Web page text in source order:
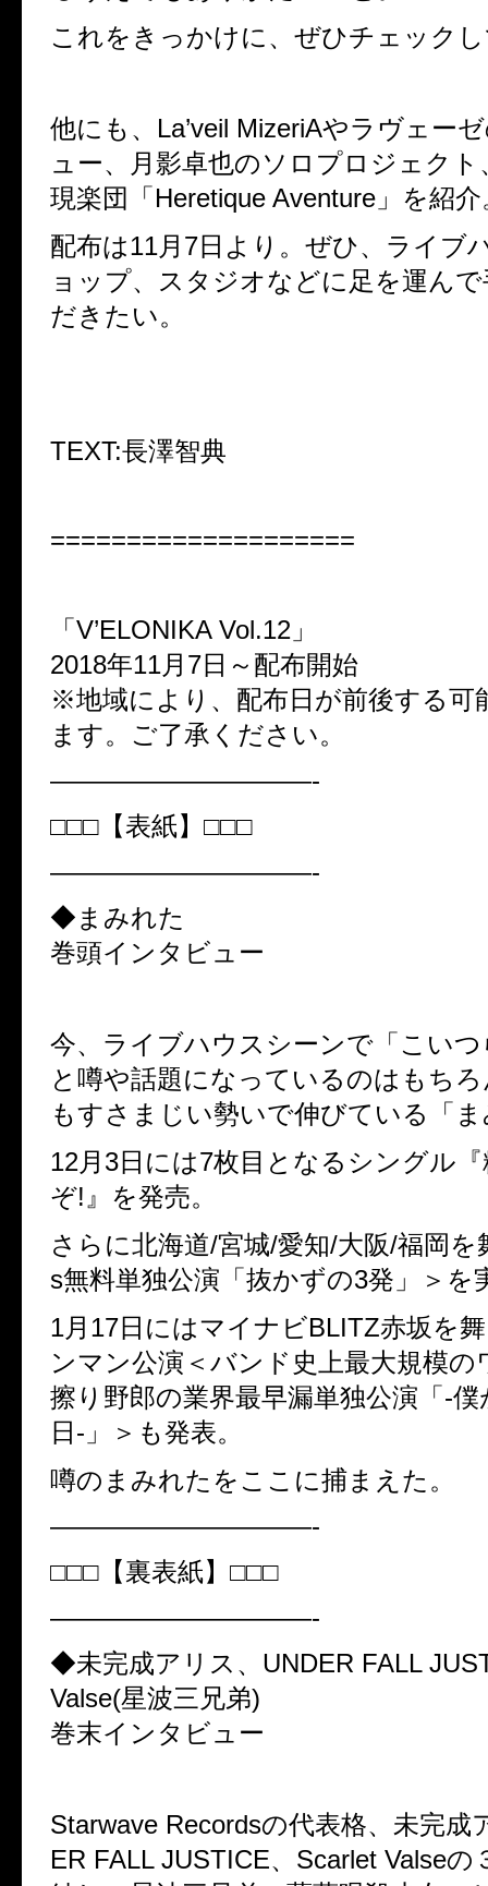
これをきっかけに、ぜひチェック
他にも、La’veil MizeriAやラヴェー
ュー、月影卓也のソロプロジェクト
現楽団「Heretique Aventure」を紹介
配布は11月7日より。ぜひ、ライブ
ョップ、スタジオなどに足を運ん
だきたい。
TEXT:長澤智典
====================
「V’ELONIKA Vol.12」
2018年11月7日～配布開始
※地域により、配布日が前後する可
ます。ご了承ください。
——————————-
□□□【表紙】□□□
——————————-
◆まみれた
巻頭インタビュー
今、ライブハウスシーンで「こい
と噂や話題になっているのはもち
もすさまじい勢いで伸びている「
12月3日には7枚目となるシングル
ぞ!』を発売。
さらに北海道/宮城/愛知/大阪/福岡を
s無料単独公演「抜かずの3発」＞を
1月17日にはマイナビBLITZ赤坂を
ンマン公演＜バンド史上最大規模
擦り野郎の業界最早漏単独公演「-
日-」＞も発表。
噂のまみれたをここに捕まえた。
——————————-
□□□【裏表紙】□□□
——————————-
◆未完成アリス、UNDER FALL
Valse(星波三兄弟)
巻末インタビュー
Starwave Recordsの代表格、未完成
ER FALL JUSTICE、Scarlet Valseの